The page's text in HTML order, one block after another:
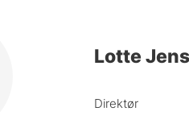
Lotte
Direktør